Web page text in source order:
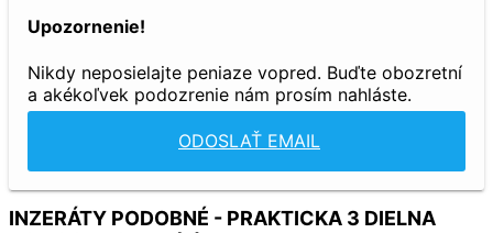
Upozornenie!
Nikdy neposielajte peniaze vopred. Buďte obozretní
a akékoľvek podozrenie nám prosím nahláste.
ODOSLAŤ EMAIL
INZERÁTY PODOBNÉ - PRAKTICKA 3 DIELNA